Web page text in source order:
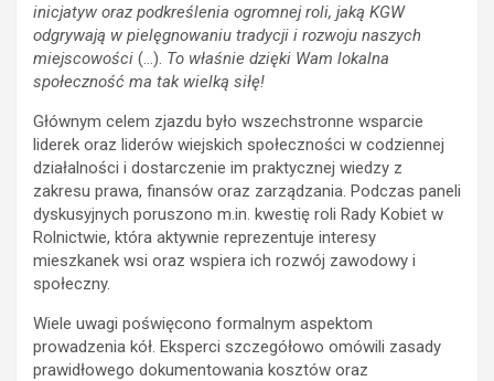
inicjatyw oraz podkreślenia ogromnej roli, jaką KGW
odgrywają w pielęgnowaniu tradycji i rozwoju naszych
miejscowości (…). To właśnie dzięki Wam lokalna
społeczność ma tak wielką siłę!
Głównym celem zjazdu było wszechstronne wsparcie
liderek oraz liderów wiejskich społeczności w codziennej
działalności i dostarczenie im praktycznej wiedzy z
zakresu prawa, finansów oraz zarządzania. Podczas paneli
dyskusyjnych poruszono m.in. kwestię roli Rady Kobiet w
Rolnictwie, która aktywnie reprezentuje interesy
mieszkanek wsi oraz wspiera ich rozwój zawodowy i
społeczny.
Wiele uwagi poświęcono formalnym aspektom
prowadzenia kół. Eksperci szczegółowo omówili zasady
prawidłowego dokumentowania kosztów oraz